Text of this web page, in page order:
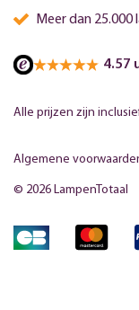
Meer dan
4.57
Alle prijzen zijn
© 2026 LampenTotaal
Algemene